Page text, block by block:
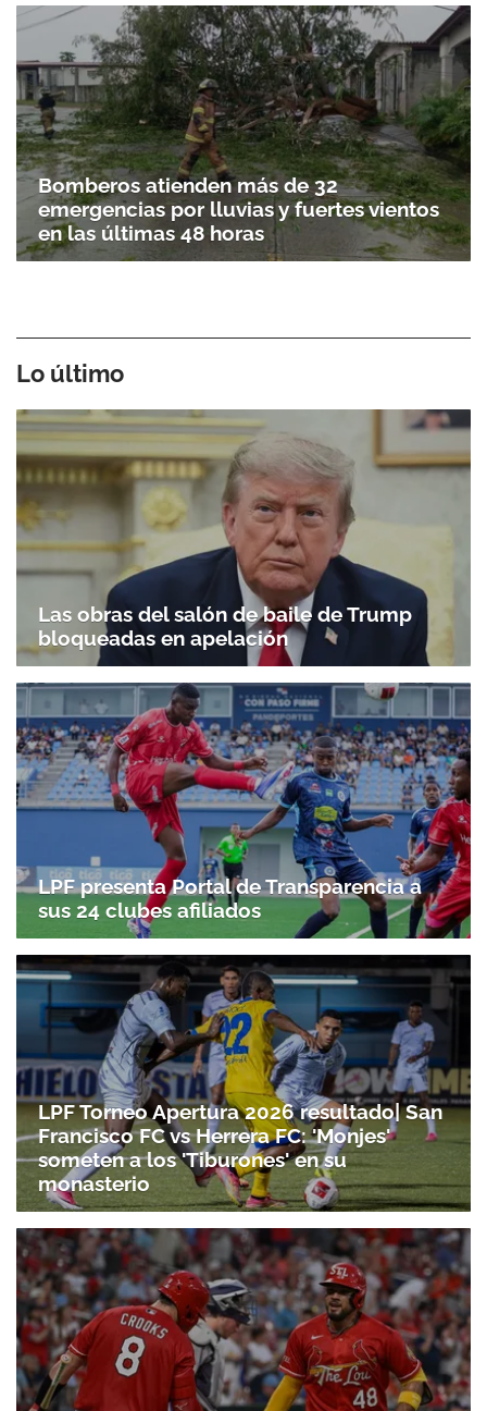
Bomberos atienden más de 32
emergencias por lluvias y fuertes vientos
en las últimas 48 horas
Lo último
Las obras del salón de baile de Trump
bloqueadas en apelación
LPF presenta Portal de Transparencia a
sus 24 clubes afiliados
LPF Torneo Apertura 2026 resultado| San
Francisco FC vs Herrera FC: 'Monjes'
someten a los 'Tiburones' en su
monasterio